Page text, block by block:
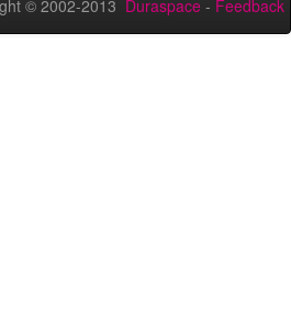
© 2002-2013 Duraspace - Feedback